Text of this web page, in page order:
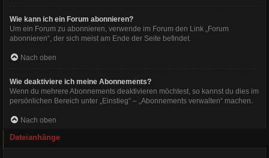
Wie kann ich ein Forum abonnieren?
Um ein Forum zu abonnieren, verwende im Forum den Link „Forum
abonnieren“, der sich meist am Ende der Seite befindet.
Nach oben
Wie deaktiviere ich meine Abonnements?
Wenn du mehrere Abonnements deaktivieren möchtest, so kannst du dies im
persönlichen Bereich unter „Einstieg“ – „Abonnements verwalten“ machen.
Nach oben
Dateianhänge